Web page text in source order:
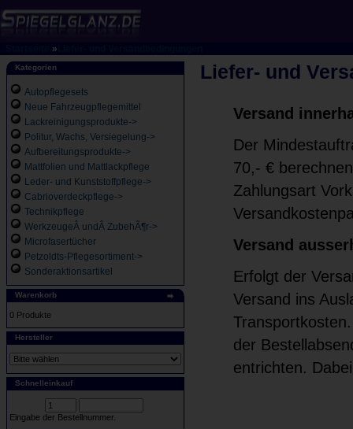
»
Kategorien
Autopflegesets
Neue Fahrzeugpflegemittel
Lackreinigungsprodukte->
Politur, Wachs, Versiegelung->
Aufbereitungsprodukte->
Mattfolien und Mattlackpflege
Leder- und Kunststoffpflege->
Cabrioverdeckpflege->
Technikpflege
WerkzeugeÂ undÂ ZubehÃ¶r->
Microfasertücher
Petzoldts-Pflegesortiment->
Sonderaktionsartikel
Warenkorb
0 Produkte
Hersteller
Schnelleinkauf
Eingabe der Bestellnummer.
Liefer- und
Versand
Der
70,- €
Zahlungsart
Versand
Erfolgt der
Versand ins
der
entrichten.